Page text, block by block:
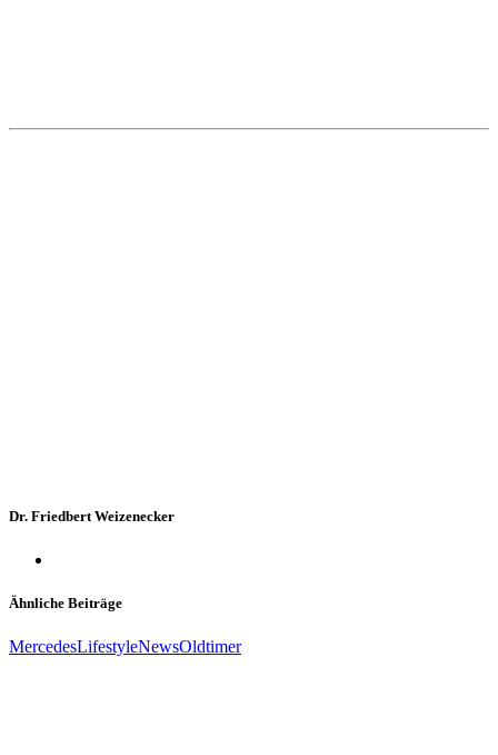
Dr. Friedbert Weizenecker
Ähnliche Beiträge
MercedesLifestyleNewsOldtimer